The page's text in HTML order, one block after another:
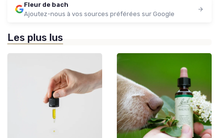
Fleur de bach
Ajoutez-nous à vos sources préférées sur Google
Les plus lus